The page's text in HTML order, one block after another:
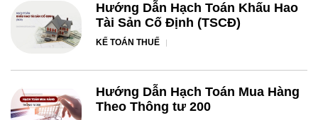
Hướng Dẫn Hạch Toán Khấu Hao
Tài Sản Cố Định (TSCĐ)
KẾ TOÁN THUẾ
Hướng Dẫn Hạch Toán Mua Hàng
Theo Thông tư 200